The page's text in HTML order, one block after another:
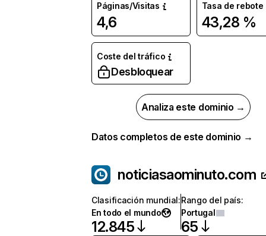
Páginas/Visitas
4,6
Tasa de rebote
43,28 %
Coste del tráfico
Desbloquear
Analiza este dominio →
Datos completos de este dominio →
noticiasaominuto.com
Clasificación mundial:
En todo el mundo
12.845
Rango del país:
Portugal
65